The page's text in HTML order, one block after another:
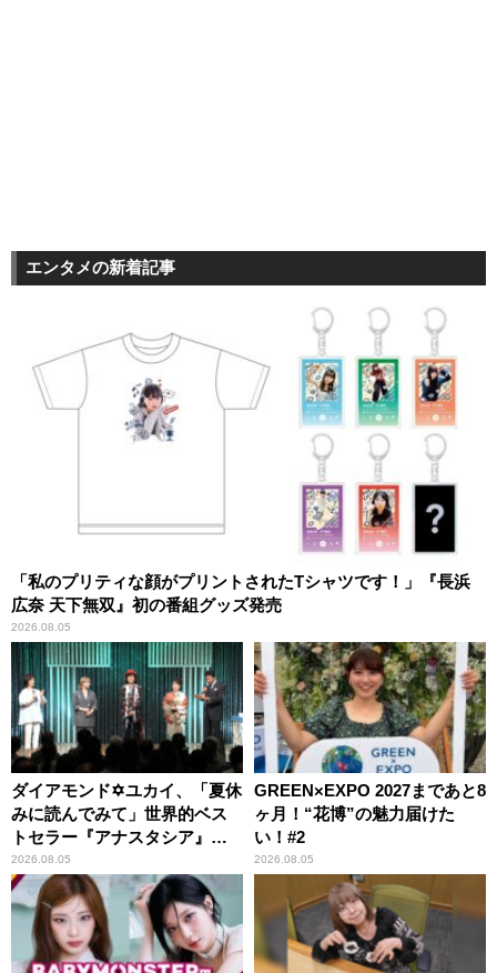
エンタメの新着記事
「私のプリティな顔がプリントされたTシャツです！」『長浜
広奈 天下無双』初の番組グッズ発売
2026.08.05
ダイアモンド✡ユカイ、「夏休
みに読んでみて」世界的ベス
トセラー『アナスタシア』を
紹介
2026.08.05
GREEN×EXPO 2027まであと8
ヶ月！“花博”の魅力届けた
い！#2
2026.08.05